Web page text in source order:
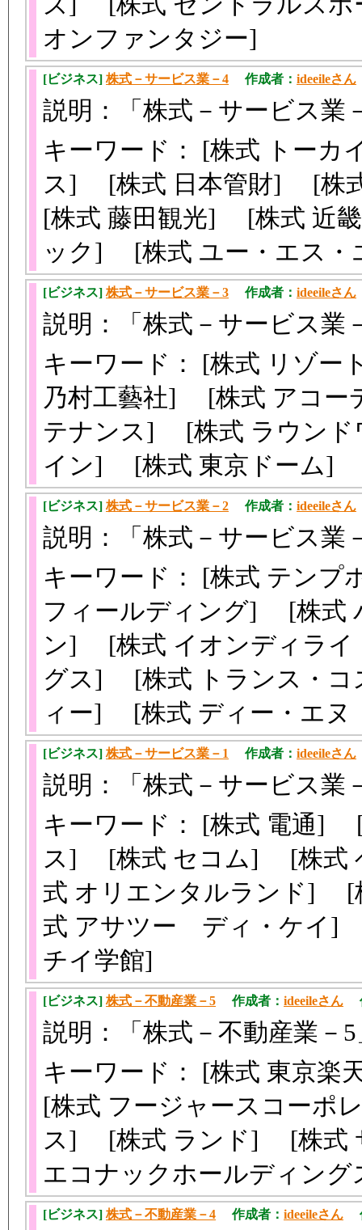
オンファンタジー]
[ビジネス] 株式－サービス業－4 作成者： ideeileさん
説明：「株式－サービス業
キーワード： [株式 トー
ス] [株式 日本管財] [株
[株式 藤田観光] [株式 近
ック] [株式 ユー・エス
[ビジネス] 株式－サービス業－3 作成者： ideeileさん
説明：「株式－サービス業
キーワード： [株式 リゾ
乃村工藝社] [株式 アコ
テナンス] [株式 ラウン
イン] [株式 東京ドーム]
[ビジネス] 株式－サービス業－2 作成者： ideeileさん
説明：「株式－サービス業
キーワード： [株式 テン
フィールディング] [株式
ン] [株式 イオンディラ
グス] [株式 トランス・
ィー] [株式 ディー・エ
[ビジネス] 株式－サービス業－1 作成者： ideeileさん
説明：「株式－サービス業
キーワード： [株式 電通]
ス] [株式 セコム] [株式
式 オリエンタルランド]
式 アサツー ディ・ケイ]
チイ学館]
[ビジネス] 株式－不動産業－5 作成者： ideeileさん
説明：「株式－不動産業－
キーワード： [株式 東京
[株式 フージャースコー
ス] [株式 ランド] [株式
エコナックホールディン
[ビジネス] 株式－不動産業－4 作成者： ideeileさん